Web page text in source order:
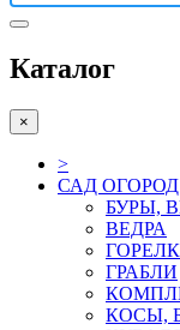
Каталог
×
>
САД ОГОРОД
БУРЫ,
ВЕДРА
ГРАБЛИ
КОСЫ,